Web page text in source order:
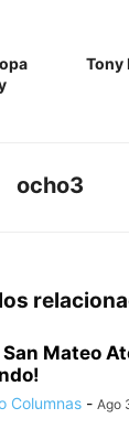
Tony
ocho3
San Mateo
Columnas - Ago